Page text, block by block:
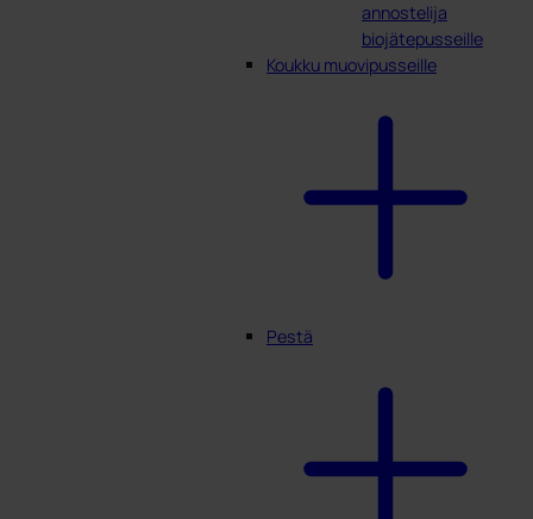
annostelija
biojätepusseille
Koukku muovipusseille
Pestä